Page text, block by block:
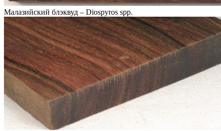
Малазийский блэквуд – Diospyros spp.